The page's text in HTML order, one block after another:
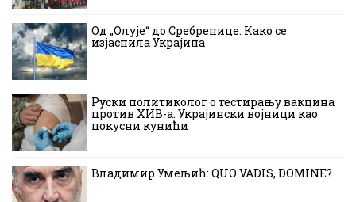
Од „Олује“ до Сребренице: Како се
изјаснила Украјина
Руски политиколог о тестирању вакцина
против ХИВ-а: Украјински војници као
покусни кунићи
Владимир Умељић: QUO VADIS, DOMINE?